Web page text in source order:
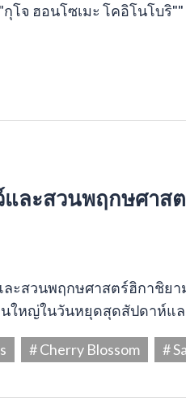
จ ฮอนโซเมะ โคอิโนโบริ
ละสวนพฤกษศาส
ะสวนพฤกษศาสตร์ฮิกาชิย
ใหญ่ในวันหยุดสุดสัปดาห์แ
# Cherry Blossom #